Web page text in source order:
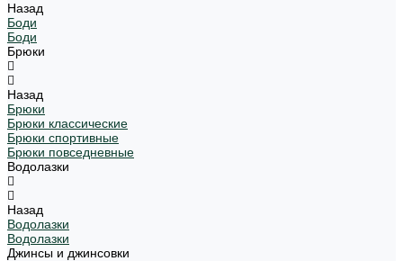
Назад
Боди
Боди
Брюки
Назад
Брюки
Брюки классические
Брюки спортивные
Брюки повседневные
Водолазки
Назад
Водолазки
Водолазки
Джинсы и джинсовки